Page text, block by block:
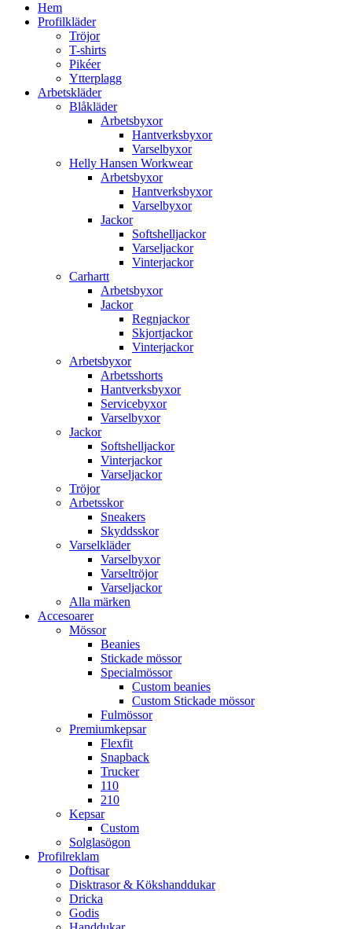
Hem
Profilkläder
Tröjor
T-shirts
Pikéer
Ytterplagg
Arbetskläder
Blåkläder
Arbetsbyxor
Hantverksbyxor
Varselbyxor
Helly Hansen Workwear
Arbetsbyxor
Hantverksbyxor
Varselbyxor
Jackor
Softshelljackor
Varseljackor
Vinterjackor
Carhartt
Arbetsbyxor
Jackor
Regnjackor
Skjortjackor
Vinterjackor
Arbetsbyxor
Arbetsshorts
Hantverksbyxor
Servicebyxor
Varselbyxor
Jackor
Softshelljackor
Vinterjackor
Varseljackor
Tröjor
Arbetsskor
Sneakers
Skyddsskor
Varselkläder
Varselbyxor
Varseltröjor
Varseljackor
Alla märken
Accesoarer
Mössor
Beanies
Stickade mössor
Specialmössor
Custom beanies
Custom Stickade mössor
Fulmössor
Premiumkepsar
Flexfit
Snapback
Trucker
110
210
Kepsar
Custom
Solglasögon
Profilreklam
Doftisar
Disktrasor & Kökshanddukar
Dricka
Godis